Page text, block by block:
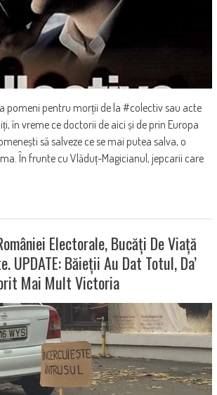
pomeni pentru morții de la #colectiv sau acte
în vreme ce doctorii de aici și de prin Europa
să salveze ce se mai putea salva, o
În frunte cu Vlăduț-Magicianul, jepcarii care
Electorale, Bucăți De Viață
UPDATE: Băieții Au Dat Totul, Da’
Mai Mult Victoria